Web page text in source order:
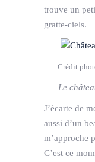
trouve un
gratte-ciels.
Crédit
Le
J’écarte de
aussi d’un
m’approche
C’est ce